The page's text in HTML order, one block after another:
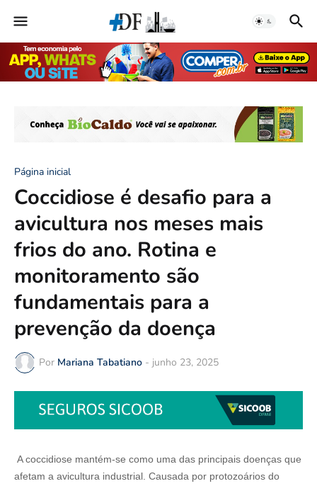
Página inicial
Coccidiose é desafio para a
avicultura nos meses mais
frios do ano. Rotina e
monitoramento são
fundamentais para a
prevenção da doença
Por Mariana Tabatiano - junho 23, 2025
A coccidiose mantém-se como uma das principais doenças que
afetam a avicultura industrial. Causada por protozoários do